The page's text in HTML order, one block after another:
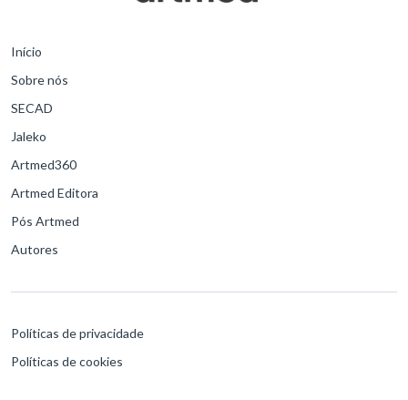
Início
Sobre nós
SECAD
Jaleko
Artmed360
Artmed Editora
Pós Artmed
Autores
Políticas de privacidade
Políticas de cookies